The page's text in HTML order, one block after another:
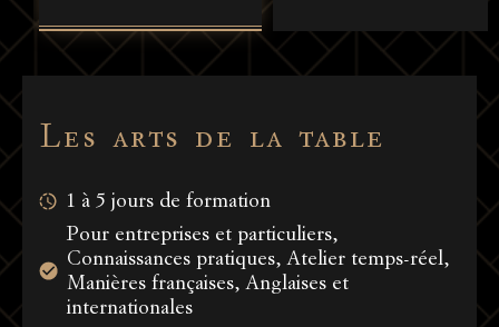
Les arts de la table
1 à 5 jours de formation
Pour entreprises et particuliers,
Connaissances pratiques, Atelier temps-réel,
Manières françaises, Anglaises et
internationales